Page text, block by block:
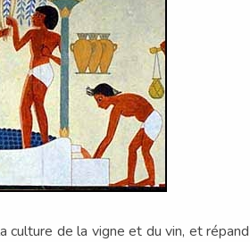
culture de la vigne et du vin, et répand